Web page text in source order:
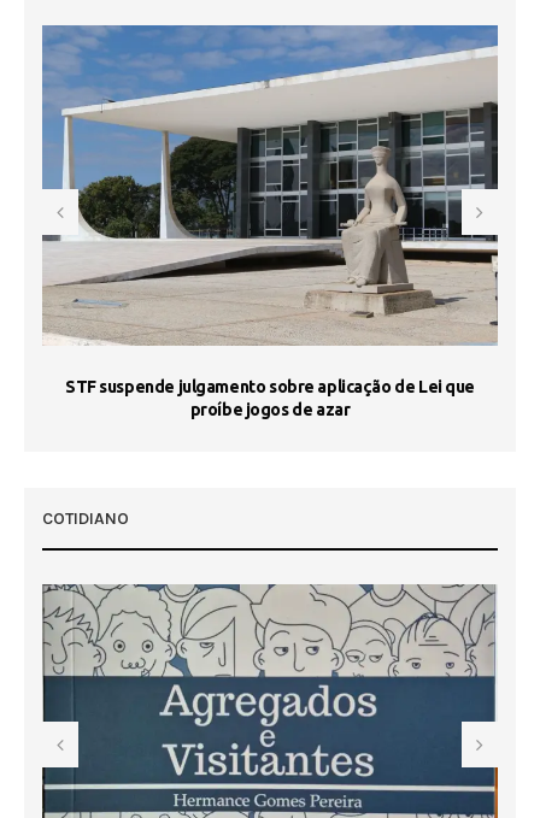
STF suspende julgamento sobre aplicação de Lei que
proíbe jogos de azar
COTIDIANO